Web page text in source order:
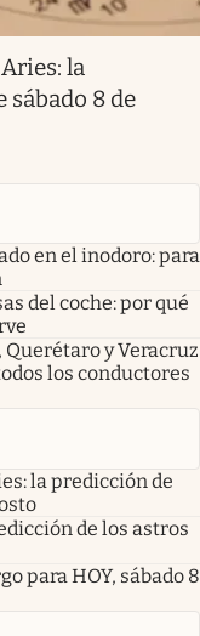
la
sábado 8 de
en el inodoro: para
del coche: por qué
Querétaro y Veracruz
los conductores
la predicción de
de los astros
para HOY, sábado 8